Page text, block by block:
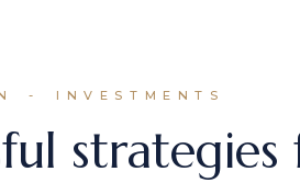
INVESTMENTS
strategies